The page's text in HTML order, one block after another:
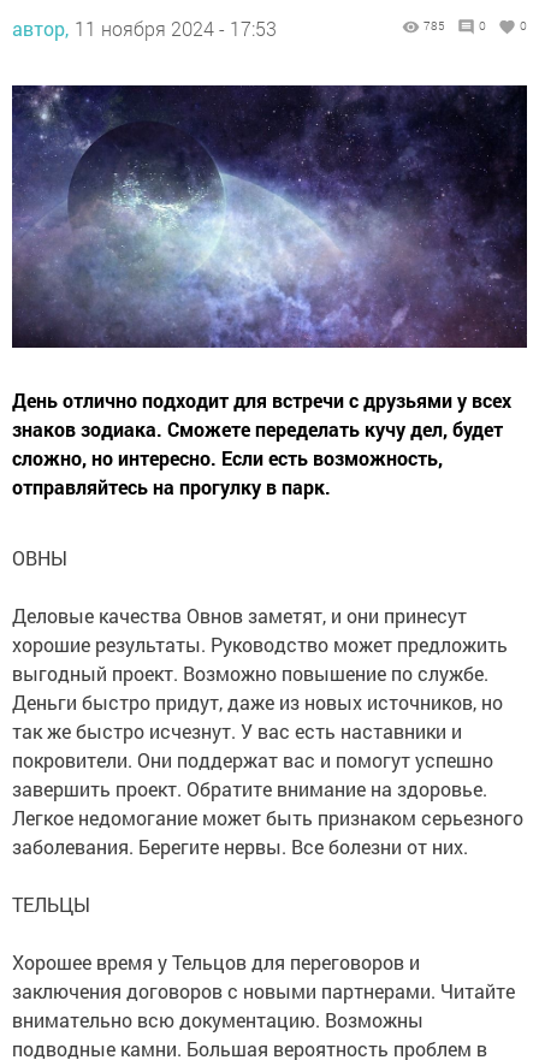
автор, 11 ноября 2024 - 17:53 785 0 0
День отлично подходит для встречи с друзьями у всех
знаков зодиака. Сможете переделать кучу дел, будет
сложно, но интересно. Если есть возможность,
отправляйтесь на прогулку в парк.
ОВНЫ
Деловые качества Овнов заметят, и они принесут
хорошие результаты. Руководство может предложить
выгодный проект. Возможно повышение по службе.
Деньги быстро придут, даже из новых источников, но
так же быстро исчезнут. У вас есть наставники и
покровители. Они поддержат вас и помогут успешно
завершить проект. Обратите внимание на здоровье.
Легкое недомогание может быть признаком серьезного
заболевания. Берегите нервы. Все болезни от них.
ТЕЛЬЦЫ
Хорошее время у Тельцов для переговоров и
заключения договоров с новыми партнерами. Читайте
внимательно всю документацию. Возможны
подводные камни. Большая вероятность проблем в